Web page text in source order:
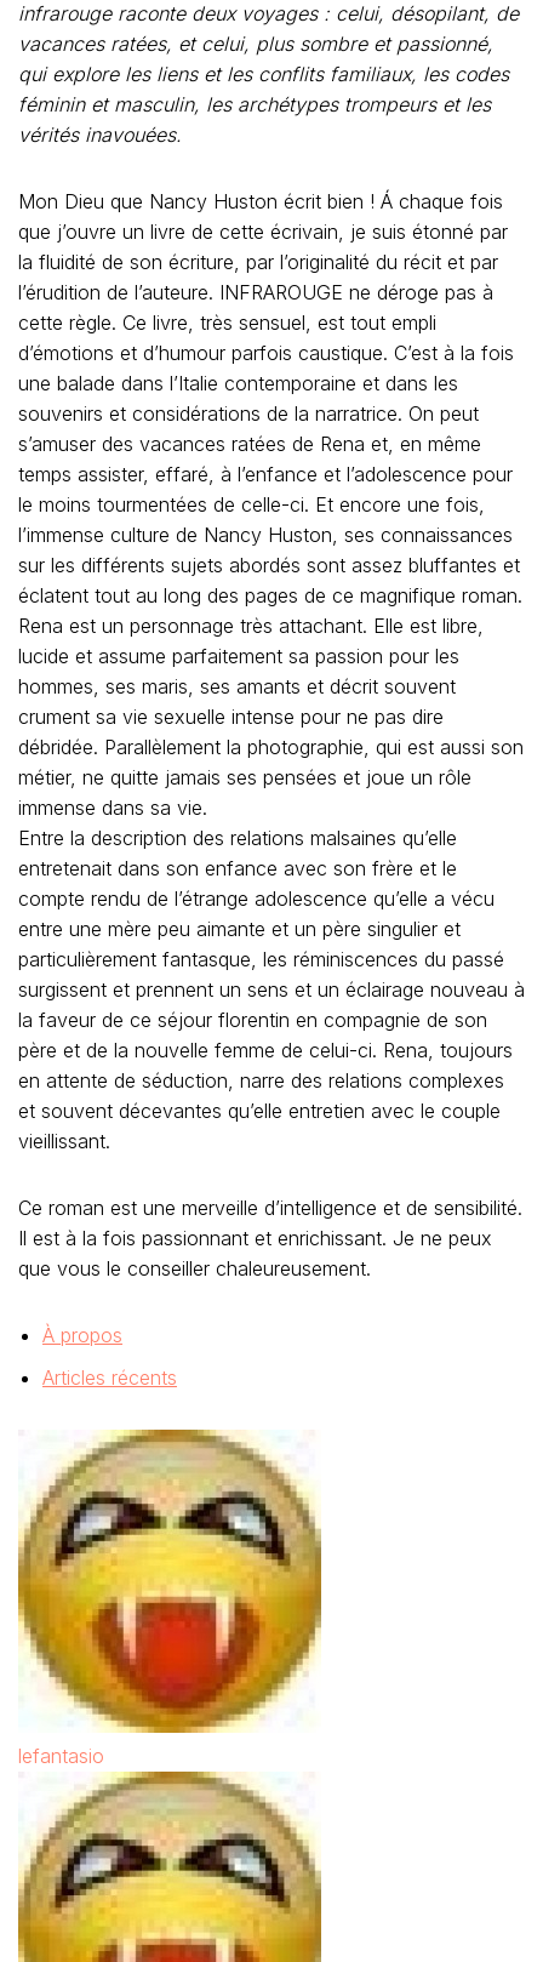
infrarouge raconte deux voyages : celui, désopilant, de
vacances ratées, et celui, plus sombre et passionné,
qui explore les liens et les conflits familiaux, les codes
féminin et masculin, les archétypes trompeurs et les
vérités inavouées.
Mon Dieu que Nancy Huston écrit bien ! Á chaque fois
que j’ouvre un livre de cette écrivain, je suis étonné par
la fluidité de son écriture, par l’originalité du récit et par
l’érudition de l’auteure. INFRAROUGE ne déroge pas à
cette règle. Ce livre, très sensuel, est tout empli
d’émotions et d’humour parfois caustique. C’est à la fois
une balade dans l’Italie contemporaine et dans les
souvenirs et considérations de la narratrice. On peut
s’amuser des vacances ratées de Rena et, en même
temps assister, effaré, à l’enfance et l’adolescence pour
le moins tourmentées de celle-ci. Et encore une fois,
l’immense culture de Nancy Huston, ses connaissances
sur les différents sujets abordés sont assez bluffantes et
éclatent tout au long des pages de ce magnifique roman.
Rena est un personnage très attachant. Elle est libre,
lucide et assume parfaitement sa passion pour les
hommes, ses maris, ses amants et décrit souvent
crument sa vie sexuelle intense pour ne pas dire
débridée. Parallèlement la photographie, qui est aussi son
métier, ne quitte jamais ses pensées et joue un rôle
immense dans sa vie.
Entre la description des relations malsaines qu’elle
entretenait dans son enfance avec son frère et le
compte rendu de l’étrange adolescence qu’elle a vécu
entre une mère peu aimante et un père singulier et
particulièrement fantasque, les réminiscences du passé
surgissent et prennent un sens et un éclairage nouveau à
la faveur de ce séjour florentin en compagnie de son
père et de la nouvelle femme de celui-ci. Rena, toujours
en attente de séduction, narre des relations complexes
et souvent décevantes qu’elle entretien avec le couple
vieillissant.
Ce roman est une merveille d’intelligence et de sensibilité.
Il est à la fois passionnant et enrichissant. Je ne peux
que vous le conseiller chaleureusement.
À propos
Articles récents
lefantasio